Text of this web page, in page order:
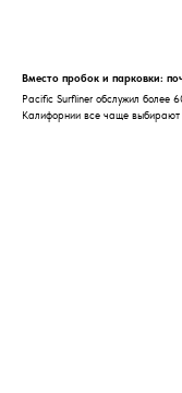
Вместо пробок и парковки:
Pacific Surfliner обслужил более
Калифорнии все чаще выбирают